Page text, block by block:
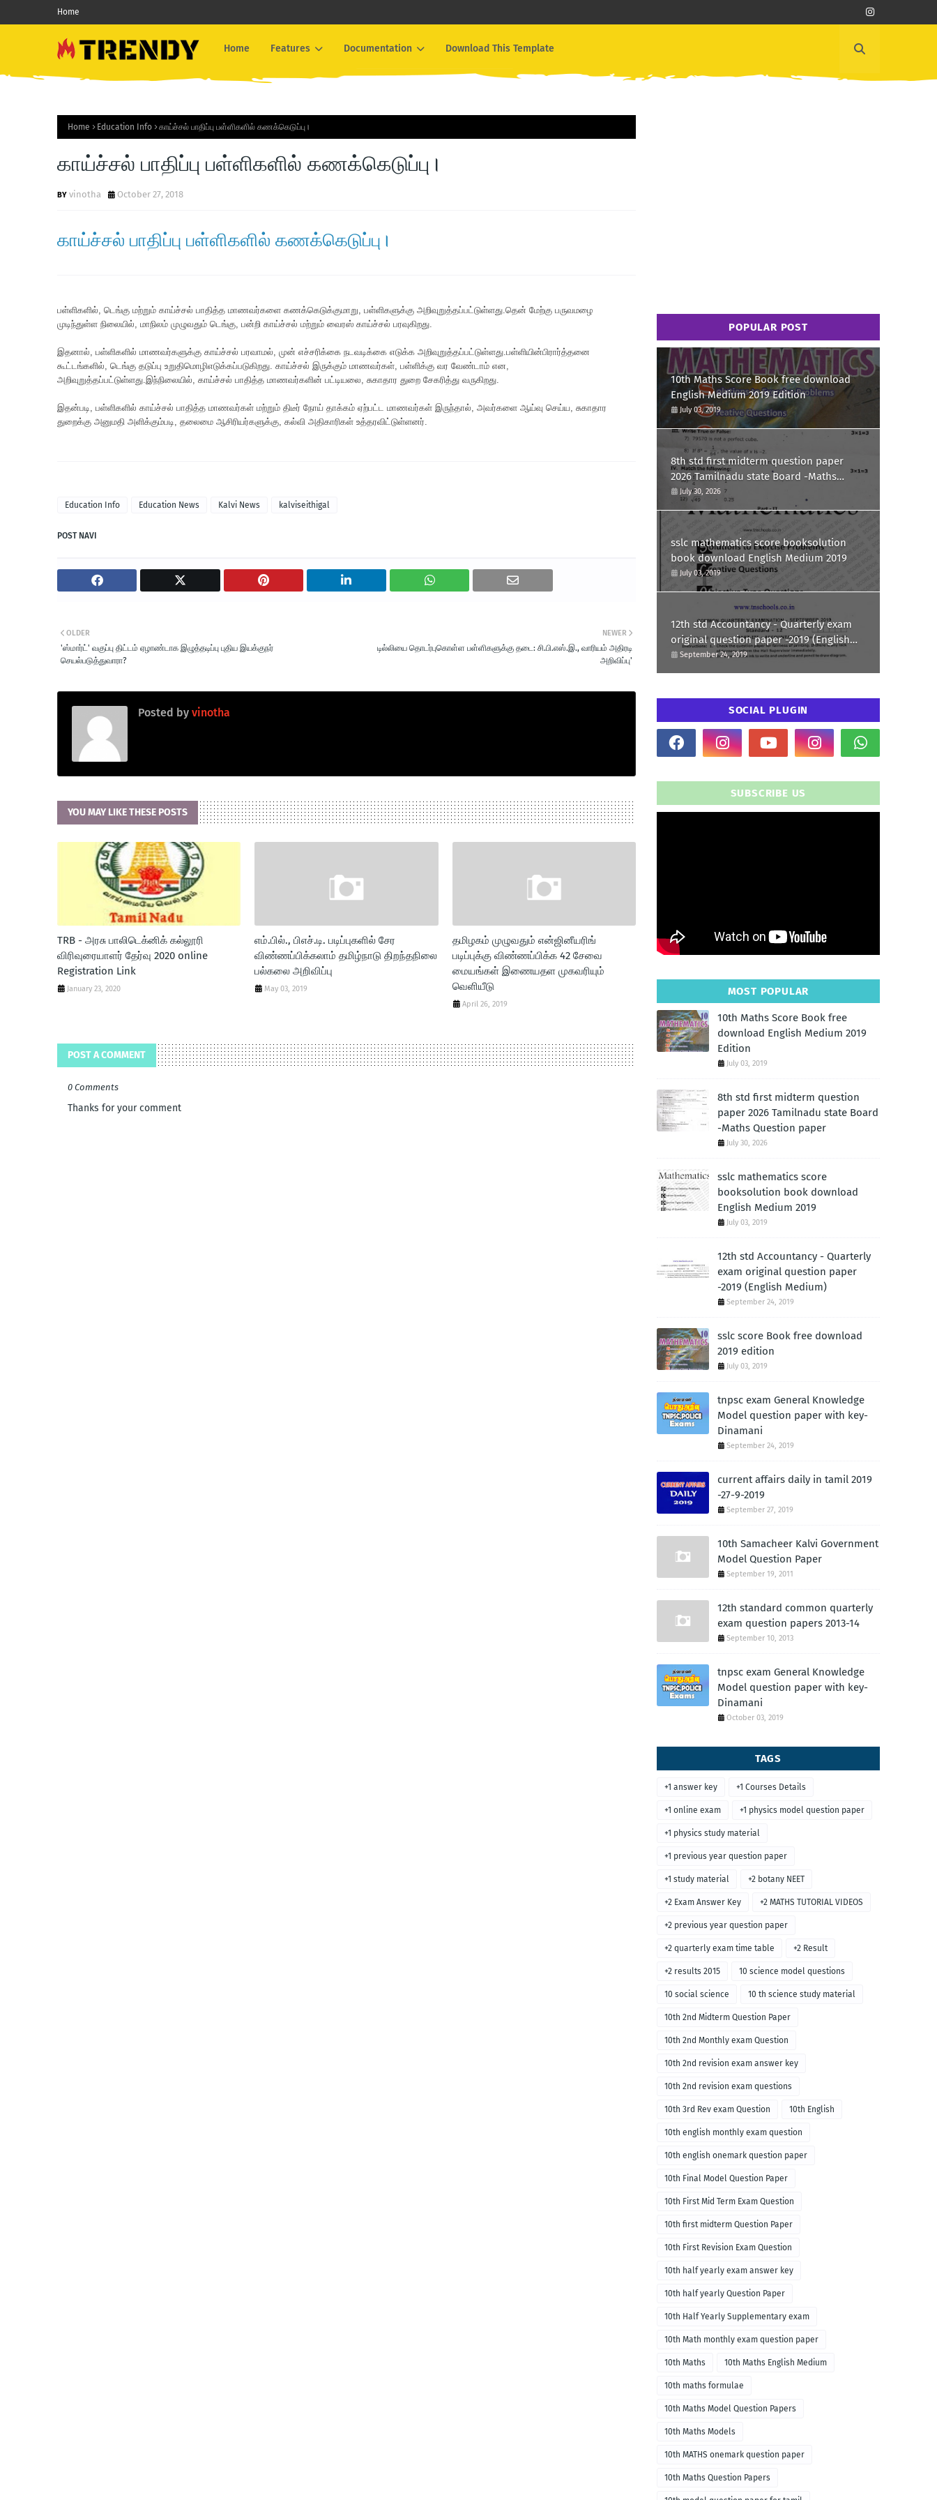
Home
Home Features Documentation Download This Template
Home Education Info காய்ச்சல் பாதிப்பு பள்ளிகளில் கணக்கெடுப்பு।
காய்ச்சல் பாதிப்பு பள்ளிகளில் கணக்கெடுப்பு।
vinotha October 27, 2018
காய்ச்சல் பாதிப்பு பள்ளிகளில் கணக்கெடுப்பு।
பள்ளிகளில், டெங்கு மற்றும் காய்ச்சல் பாதித்த மாணவர்களை கணக்கெடுக்குமாறு, பள்ளிகளுக்கு அறிவுறுத்தப்பட்டுள்ளது.தென் மேற்கு பருவமழை
முடிந்துள்ள நிலையில், மாநிலம் முழுவதும் டெங்கு, பன்றி காய்ச்சல் மற்றும் வைரஸ் காய்ச்சல் பரவுகிறது.
இதனால், பள்ளிகளில் மாணவர்களுக்கு காய்ச்சல் பரவாமல், முன் எச்சரிக்கை நடவடிக்கை எடுக்க அறிவுறுத்தப்பட்டுள்ளது.பள்ளியின்பிரார்த்தனை
கூட்டங்களில், டெங்கு தடுப்பு உறுதிமொழிஎடுக்கப்படுகிறது. காய்ச்சல் இருக்கும் மாணவர்கள், பள்ளிக்கு வர வேண்டாம் என,
அறிவுறுத்தப்பட்டுள்ளது.இந்நிலையில், காய்ச்சல் பாதித்த மாணவர்களின் பட்டியலை, சுகாதார துறை சேகரித்து வருகிறது.
இதன்படி, பள்ளிகளில் காய்ச்சல் பாதித்த மாணவர்கள் மற்றும் திடீர் நோய் தாக்கம் ஏற்பட்ட மாணவர்கள் இருந்தால், அவர்களை ஆய்வு செய்ய, சுகாதார
துறைக்கு அனுமதி அளிக்கும்படி, தலைமை ஆசிரியர்களுக்கு, கல்வி அதிகாரிகள் உத்தரவிட்டுள்ளனர்.
Education Info Education News Kalvi News kalviseithigal
POST NAVI
NEWER
டில்லியை தொடர்புகொள்ள பள்ளிகளுக்கு தடை: சி.பி.எஸ்.இ., வாரியம் அதிரடி
அறிவிப்பு'
OLDER
'ஸ்மார்ட்' வகுப்பு திட்டம் ஏழாண்டாக இழுத்தடிப்பு புதிய இயக்குநர்
செயல்படுத்துவாரா?
Posted by vinotha
YOU MAY LIKE THESE POSTS
TRB - அரசு பாலிடெக்னிக் கல்லூரி
விரிவுரையாளர் தேர்வு 2020 online
Registration Link
January 23, 2020
எம்.பில்., பிஎச்.டி. படிப்புகளில் சேர
விண்ணப்பிக்கலாம் தமிழ்நாடு திறந்தநிலை
பல்கலை அறிவிப்பு
May 03, 2019
தமிழகம் முழுவதும் என்ஜினீயரிங்
படிப்புக்கு விண்ணப்பிக்க 42 சேவை
மையங்கள் இணையதள முகவரியும்
வெளியீடு
April 26, 2019
POST A COMMENT
0 Comments
Thanks for your comment
POPULAR POST
10th Maths Score Book free download
English Medium 2019 Edition
July 03, 2019
8th std first midterm question paper
2026 Tamilnadu state Board -Maths
Question paper
July 30, 2026
sslc mathematics score booksolution
book download English Medium 2019
July 03, 2019
12th std Accountancy - Quarterly exam
original question paper -2019 (English
Medium)
September 24, 2019
SOCIAL PLUGIN
SUBSCRIBE US
MOST POPULAR
10th Maths Score Book free
download English Medium 2019
Edition
July 03, 2019
8th std first midterm question
paper 2026 Tamilnadu state Board
-Maths Question paper
July 30, 2026
sslc mathematics score
booksolution book download
English Medium 2019
July 03, 2019
12th std Accountancy - Quarterly
exam original question paper
-2019 (English Medium)
September 24, 2019
sslc score Book free download
2019 edition
July 03, 2019
tnpsc exam General Knowledge
Model question paper with key-
Dinamani
September 24, 2019
current affairs daily in tamil 2019
-27-9-2019
September 27, 2019
10th Samacheer Kalvi Government
Model Question Paper
September 19, 2011
12th standard common quarterly
exam question papers 2013-14
September 10, 2013
tnpsc exam General Knowledge
Model question paper with key-
Dinamani
October 03, 2019
TAGS
+1 answer key +1 Courses Details
+1 online exam +1 physics model question paper
+1 physics study material
+1 previous year question paper
+1 study material +2 botany NEET
+2 Exam Answer Key +2 MATHS TUTORIAL VIDEOS
+2 previous year question paper
+2 quarterly exam time table +2 Result
+2 results 2015 10 science model questions
10 social science 10 th science study material
10th 2nd Midterm Question Paper
10th 2nd Monthly exam Question
10th 2nd revision exam answer key
10th 2nd revision exam questions
10th 3rd Rev exam Question 10th English
10th english monthly exam question
10th english onemark question paper
10th Final Model Question Paper
10th First Mid Term Exam Question
10th first midterm Question Paper
10th First Revision Exam Question
10th half yearly exam answer key
10th half yearly Question Paper
10th Half Yearly Supplementary exam
10th Math monthly exam question paper
10th Maths 10th Maths English Medium
10th maths formulae
10th Maths Model Question Papers
10th Maths Models
10th MATHS onemark question paper
10th Maths Question Papers